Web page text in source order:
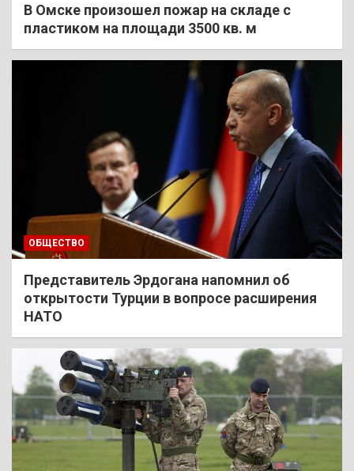
В Омске произошел пожар на складе с
пластиком на площади 3500 кв. м
ОБЩЕСТВО
Представитель Эрдогана напомнил об
открытости Турции в вопросе расширения
НАТО